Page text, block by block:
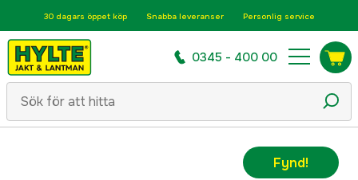
30 dagars öppet köp Snabba leveranser Personlig service
0345 - 400 00
Fynd!